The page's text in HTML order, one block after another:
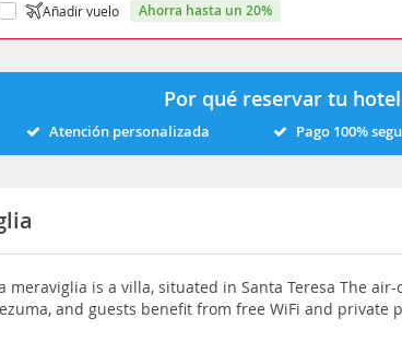
Añadir vuelo ahorra hasta un 20%
Por qué reservar tu
Atención personalizada Pago 100%
meraviglia is a villa, situated in Santa Teresa The
and guests benefit from free WiFi and private